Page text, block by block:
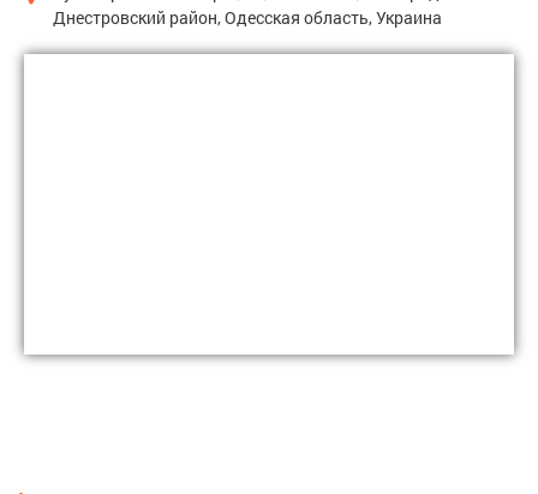
Днестровский район, Одесская область, Украина